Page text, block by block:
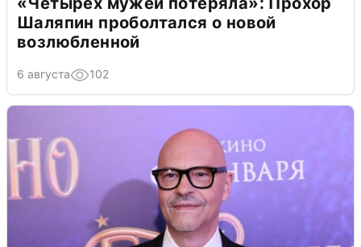
Шаляпин проболтался о новой
возлюбленной
6 августа 102